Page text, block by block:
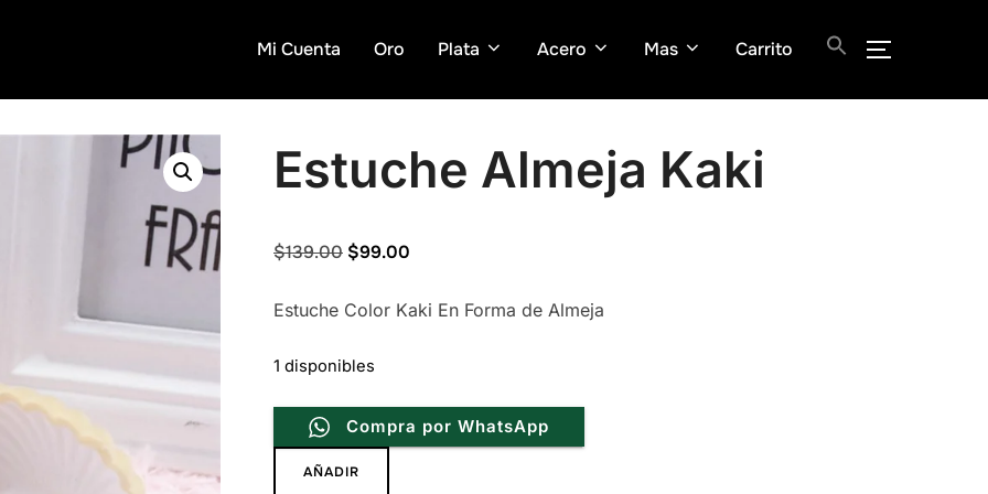
Mi Cuenta Oro Plata Acero Mas Carrito
Estuche Almeja Kaki
$139.00 Original
was:
$99.00
is:
Estuche Color Kaki En Forma de Almeja
1 disponibles
Compra por WhatsApp
Estuche
AÑADIR